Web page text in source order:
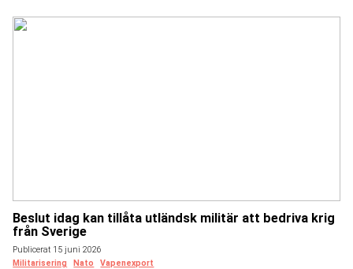
Beslut idag kan tillåta utländsk militär att bedriva krig
från Sverige
Publicerat 15 juni 2026
Militarisering
Nato Vapenexport